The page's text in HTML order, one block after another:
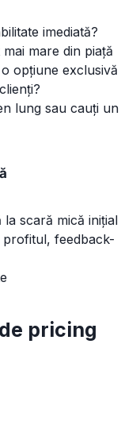
imediată?
mare din piață
opțiune exclusivă
lung sau cauți un
la scară mică inițial
feedback-
pricing